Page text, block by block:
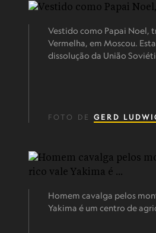
Vestido como Papai Noel,
Vermelha, em Moscou.
dissolução da União
FOTO DE GERD
Homem cavalga pelos
Yakima é um centro de